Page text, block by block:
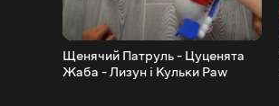
Щенячий Патруль - Цуценята
Жаба - Лизун і Кульки Paw